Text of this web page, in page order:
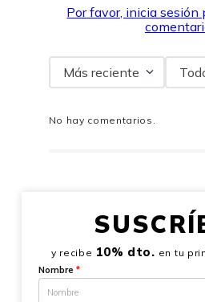
Por favor, inicia sesión
Más reciente
No hay comentarios.
y recibe 10% dto. en tu
Nombre *